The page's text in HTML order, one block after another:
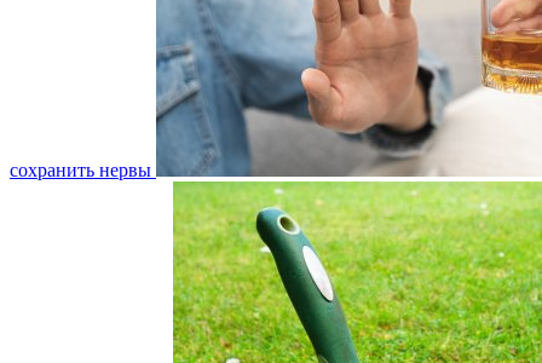
сохранить нервы